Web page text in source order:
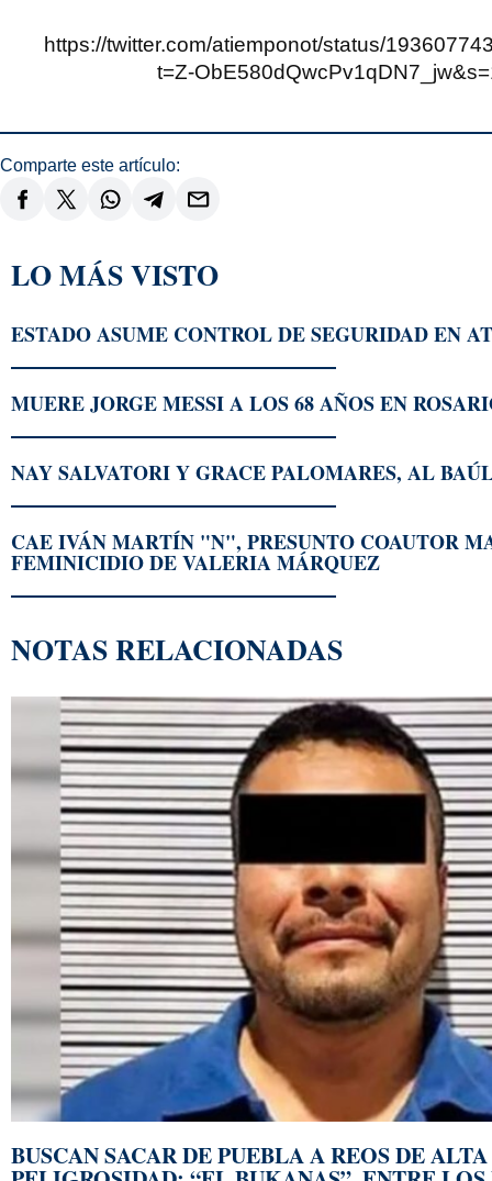
https://twitter.com/atiemponot/status/
t=Z-
Comparte este artículo:
LO MÁS VISTO
ESTADO ASUME CONTROL DE SEGURIDAD EN
MUERE JORGE MESSI A LOS 68 AÑOS EN
NAY SALVATORI Y GRACE PALOMARES, AL
CAE IVÁN MARTÍN "N", PRESUNTO COAUTOR
FEMINICIDIO DE VALERIA MÁRQUEZ
NOTAS RELACIONADAS
BUSCAN SACAR DE PUEBLA A REOS DE ALTA